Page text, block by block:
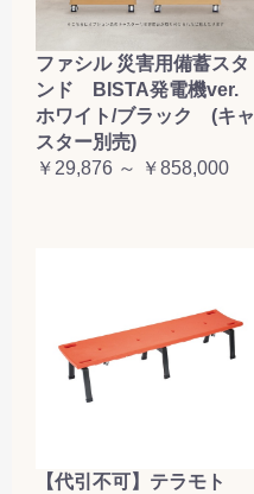
ファシル 災害用備蓄スタ
ンド BISTA発電機ver.
ホワイト/ブラック (キャ
スター別売)
￥29,876 ～ ￥858,000
【代引不可】テラモト